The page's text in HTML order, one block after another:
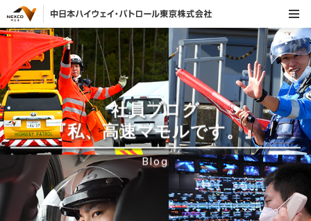
社員ブログ
『私、高速マモルです。』
Blog